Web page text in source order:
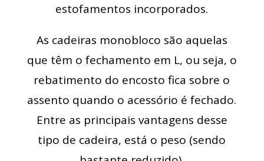
estofamentos incorporados.
As cadeiras monobloco são aquelas
que têm o fechamento em L, ou seja, o
rebatimento do encosto fica sobre o
assento quando o acessório é fechado.
Entre as principais vantagens desse
tipo de cadeira, está o peso (sendo